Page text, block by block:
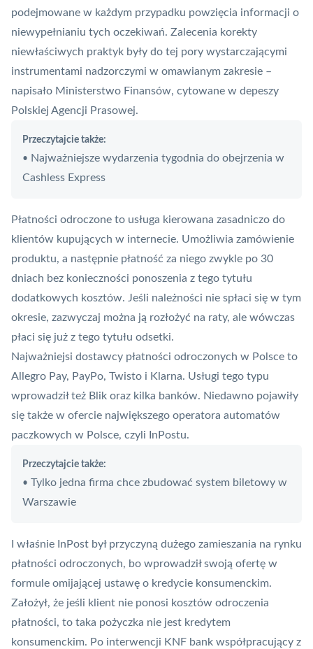
podejmowane w każdym przypadku powzięcia informacji o
niewypełnianiu tych oczekiwań. Zalecenia korekty
niewłaściwych praktyk były do tej pory wystarczającymi
instrumentami nadzorczymi w omawianym zakresie –
napisało Ministerstwo Finansów, cytowane w depeszy
Polskiej Agencji Prasowej.
Przeczytajcie także:
• Najważniejsze wydarzenia tygodnia do obejrzenia w
Cashless Express
Płatności odroczone to usługa kierowana zasadniczo do
klientów kupujących w internecie. Umożliwia zamówienie
produktu, a następnie płatność za niego zwykle po 30
dniach bez konieczności ponoszenia z tego tytułu
dodatkowych kosztów. Jeśli należności nie spłaci się w tym
okresie, zazwyczaj można ją rozłożyć na raty, ale wówczas
płaci się już z tego tytułu odsetki.
Najważniejsi dostawcy płatności odroczonych w Polsce to
Allegro Pay, PayPo, Twisto i Klarna. Usługi tego typu
wprowadził też Blik oraz kilka banków. Niedawno pojawiły
się także w ofercie największego operatora automatów
paczkowych w Polsce, czyli InPostu.
Przeczytajcie także:
• Tylko jedna firma chce zbudować system biletowy w
Warszawie
I właśnie InPost był przyczyną dużego zamieszania na rynku
płatności odroczonych, bo wprowadził swoją ofertę w
formule omijającej ustawę o kredycie konsumenckim.
Założył, że jeśli klient nie ponosi kosztów odroczenia
płatności, to taka pożyczka nie jest kredytem
konsumenckim. Po interwencji KNF bank współpracujący z